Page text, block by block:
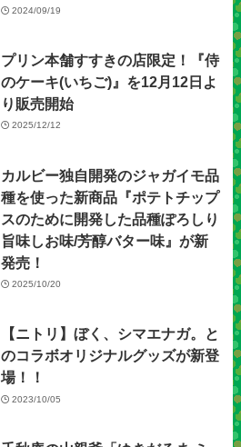
2024/09/19
プリン本舗すすきの店限定！『侍
のケーキ(いちご)』を12月12日よ
り販売開始
2025/12/12
カルビー独自開発のジャガイモ品
種を使った新商品『ポテトチップ
スのために開発した品種ぽろしり
旨味しお味/芳醇バター味』が新
発売！
2025/10/20
【ニトリ】ぼく、シマエナガ。と
のコラボオリジナルグッズが新登
場！！
2023/10/05